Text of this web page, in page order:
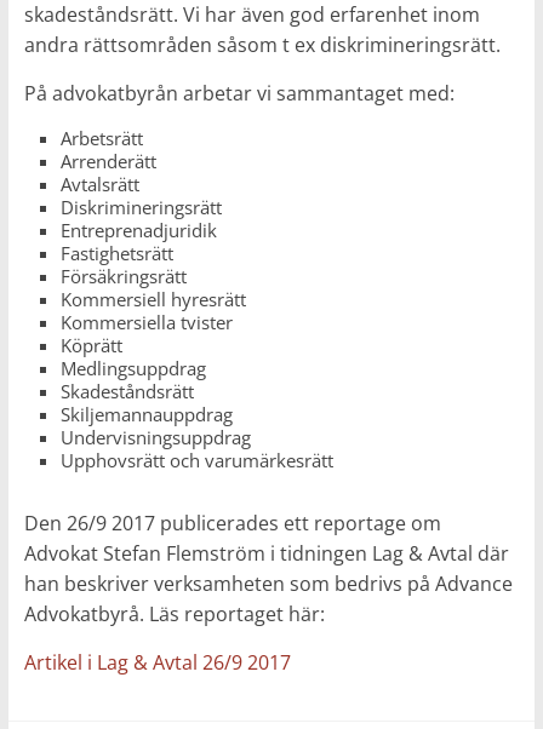
skadeståndsrätt. Vi har även god erfarenhet inom
andra rättsområden såsom t ex diskrimineringsrätt.
På advokatbyrån arbetar vi sammantaget med:
Arbetsrätt
Arrenderätt
Avtalsrätt
Diskrimineringsrätt
Entreprenadjuridik
Fastighetsrätt
Försäkringsrätt
Kommersiell hyresrätt
Kommersiella tvister
Köprätt
Medlingsuppdrag
Skadeståndsrätt
Skiljemannauppdrag
Undervisningsuppdrag
Upphovsrätt och varumärkesrätt
Den 26/9 2017 publicerades ett reportage om
Advokat Stefan Flemström i tidningen Lag & Avtal där
han beskriver verksamheten som bedrivs på Advance
Advokatbyrå. Läs reportaget här:
Artikel i Lag & Avtal 26/9 2017